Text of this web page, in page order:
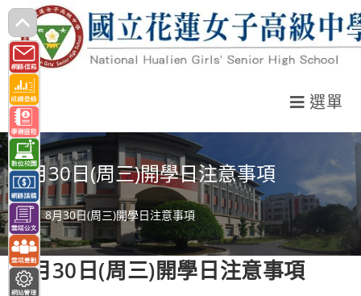
跳
轉
至
主
要
內
容
選單
8月30日(周三)開學日注意事項
> 8月30日(周三)開學日注意事項
8月30日(周三)開學日注意事項